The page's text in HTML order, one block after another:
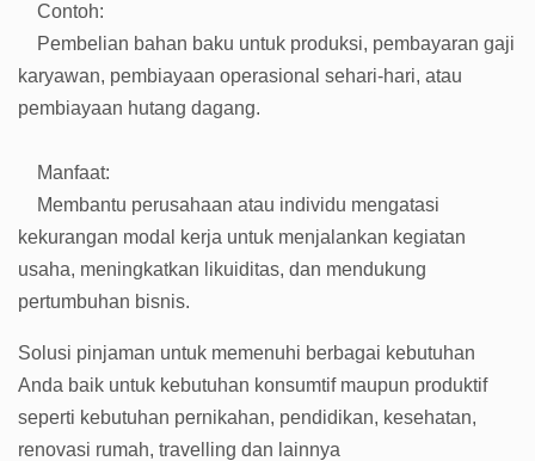
Contoh:
Pembelian bahan baku untuk produksi, pembayaran gaji
karyawan, pembiayaan operasional sehari-hari, atau
pembiayaan hutang dagang.
Manfaat:
Membantu perusahaan atau individu mengatasi
kekurangan modal kerja untuk menjalankan kegiatan
usaha, meningkatkan likuiditas, dan mendukung
pertumbuhan bisnis.
Solusi pinjaman untuk memenuhi berbagai kebutuhan
Anda baik untuk kebutuhan konsumtif maupun produktif
seperti kebutuhan pernikahan, pendidikan, kesehatan,
renovasi rumah, travelling dan lainnya